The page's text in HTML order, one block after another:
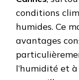
conditions
humides. Ce
avantages
l’humidité et